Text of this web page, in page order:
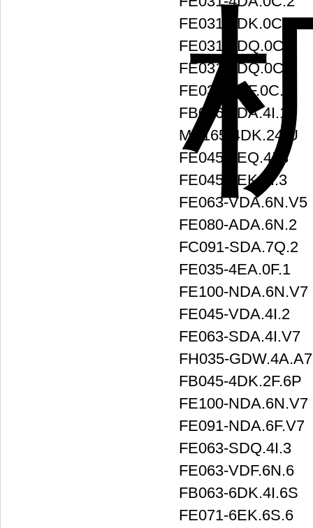
FE031-4DK.0C.6
FE031-4DQ.0C.3
FE031-4DQ.0C.5
FE031-4DF.0C.6
FB056-4DA.4I.1L
MK165-4DK.24.U
FE045-4EQ.4I.3
FE045-4EK.4I.3
FE063-VDA.6N.V5
FE080-ADA.6N.2
FC091-SDA.7Q.2
FE035-4EA.0F.1
FE100-NDA.6N.V7
FE045-VDA.4I.2
FE063-SDA.4I.V7
FH035-GDW.4A.A7
FB045-4DK.2F.6P
FE100-NDA.6N.V7
FE091-NDA.6F.V7
FE063-SDQ.4I.3
FE063-VDF.6N.6
FB063-6DK.4I.6S
FE071-6EK.6S.6